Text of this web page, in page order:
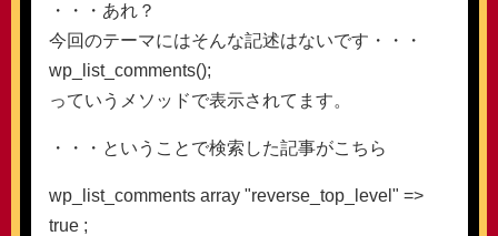
・・・あれ？
今回のテーマにはそんな記述はないです・・・
wp_list_comments();
っていうメソッドで表示されてます。
・・・ということで検索した記事がこちら
wp_list_comments array "reverse_top_level" =>
true ;